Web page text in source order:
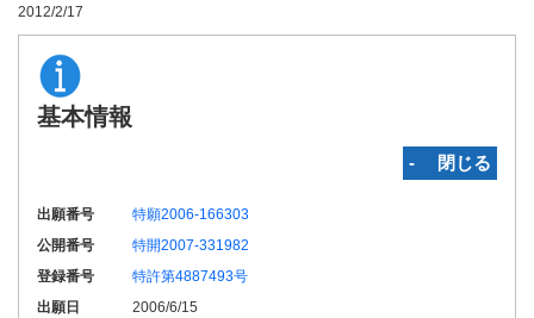
2012/2/17
基本情報
‐ 閉じる
出願番号
特願2006-166303
公開番号
特開2007-331982
登録番号
特許第4887493号
出願日
2006/6/15